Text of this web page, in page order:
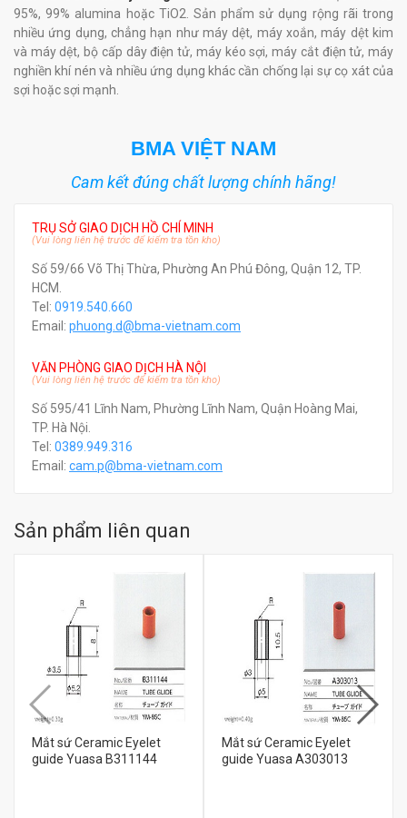
95%, 99% alumina hoặc TiO2. Sản phẩm sử dụng rộng rãi trong
nhiều ứng dụng, chẳng hạn như máy dệt, máy xoắn, máy dệt kim
và máy dệt, bộ cấp dây điện tử, máy kéo sợi, máy cắt điện tử, máy
nghiền khí nén và nhiều ứng dụng khác cần chống lại sự cọ xát của
sợi hoặc sợi mạnh.
BMA VIỆT NAM
Cam kết đúng chất lượng chính hãng!
TRỤ SỞ GIAO DỊCH HỒ CHÍ MINH
(Vui lòng liên hệ trước để kiểm tra tồn kho)
Số 59/66 Võ Thị Thừa, Phường An Phú Đông, Quận 12, TP.
HCM.
Tel: 0919.540.660
Email: phuong.d@bma-vietnam.com
VĂN PHÒNG GIAO DỊCH HÀ NỘI
(Vui lòng liên hệ trước để kiểm tra tồn kho)
Số 595/41 Lĩnh Nam, Phường Lĩnh Nam, Quận Hoàng Mai,
TP. Hà Nội.
Tel: 0389.949.316
Email: cam.p@bma-vietnam.com
Sản phẩm liên quan
Mắt sứ Ceramic Eyelet
guide Yuasa B311144
Mắt sứ Ceramic Eyelet
guide Yuasa A303013